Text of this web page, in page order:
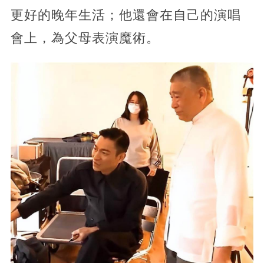
更好的晚年生活；他還會在自己的演唱
會上，為父母表演魔術。